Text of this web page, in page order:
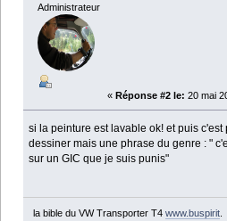
Administrateur
« Réponse #2 le: 20 mai
si la peinture est lavable ok! et puis
dessiner mais une phrase du genre : "
sur un GIC que je suis punis"
la bible du VW Transporter T4 www.buspirit.